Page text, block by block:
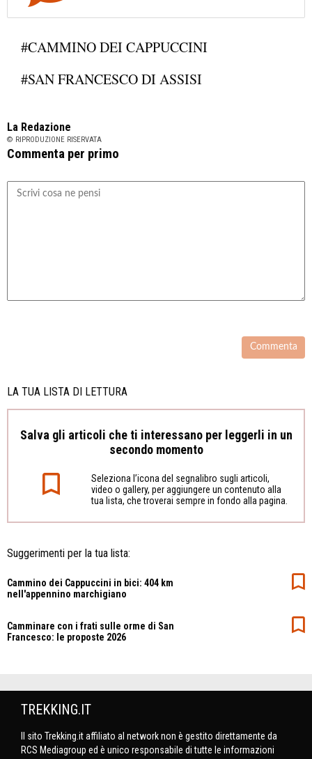
#CAMMINO DEI CAPPUCCINI
#SAN FRANCESCO DI ASSISI
La Redazione
© RIPRODUZIONE RISERVATA
Commenta per primo
LA TUA LISTA DI LETTURA
Salva gli articoli che ti interessano per leggerli in un
secondo momento
Seleziona l’icona del segnalibro sugli articoli,
video o gallery, per aggiungere un contenuto alla
tua lista, che troverai sempre in fondo alla pagina.
Suggerimenti per la tua lista:
Cammino dei Cappuccini in bici: 404 km
nell'appennino marchigiano
Camminare con i frati sulle orme di San
Francesco: le proposte 2026
TREKKING.IT
Il sito Trekking.it affiliato al network non è gestito direttamente da
RCS Mediagroup ed è unico responsabile di tutte le informazioni